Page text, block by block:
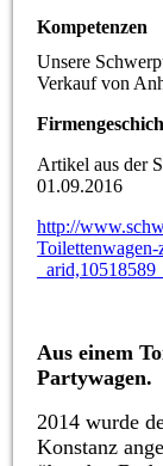
Kompetenzen
Unsere
Verkauf von
Artikel aus der
01.09.2016
http://
Aus einem
Partywagen.
2014 wurde
Konstanz